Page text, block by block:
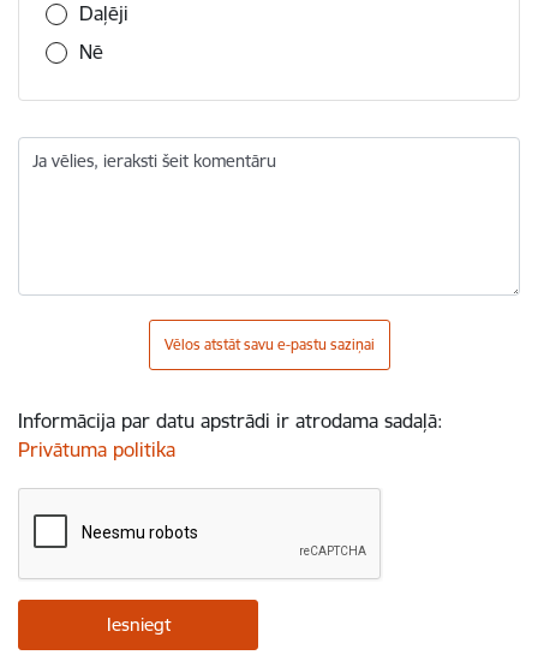
Daļēji
Nē
Ja vēlies, ieraksti šeit komentāru
Vēlos atstāt savu e-pastu saziņai
Informācija par datu apstrādi ir atrodama sadaļā:
Privātuma politika